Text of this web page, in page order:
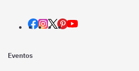
Eventos